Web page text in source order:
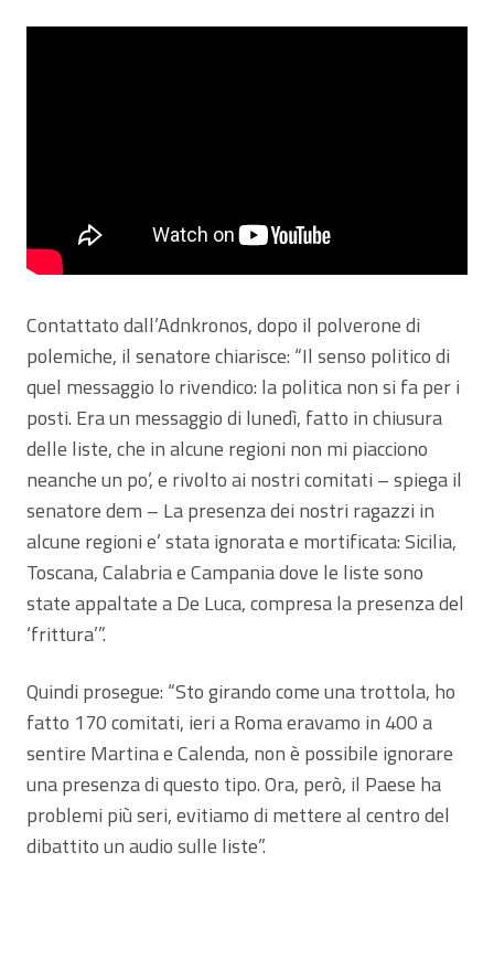
Contattato dall’Adnkronos, dopo il polverone di
polemiche, il senatore chiarisce: “Il senso politico di
quel messaggio lo rivendico: la politica non si fa per i
posti. Era un messaggio di lunedì, fatto in chiusura
delle liste, che in alcune regioni non mi piacciono
neanche un po’, e rivolto ai nostri comitati – spiega il
senatore dem – La presenza dei nostri ragazzi in
alcune regioni e’ stata ignorata e mortificata: Sicilia,
Toscana, Calabria e Campania dove le liste sono
state appaltate a De Luca, compresa la presenza del
‘frittura’”.
Quindi prosegue: “Sto girando come una trottola, ho
fatto 170 comitati, ieri a Roma eravamo in 400 a
sentire Martina e Calenda, non è possibile ignorare
una presenza di questo tipo. Ora, però, il Paese ha
problemi più seri, evitiamo di mettere al centro del
dibattito un audio sulle liste”.